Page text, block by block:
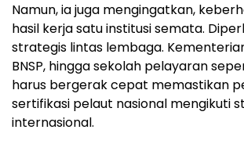
Namun, ia juga mengingatkan,
hasil kerja satu institusi semata.
strategis lintas lembaga.
BNSP, hingga sekolah pelayaran
harus bergerak cepat memastikan
sertifikasi pelaut nasional mengikuti
internasional.